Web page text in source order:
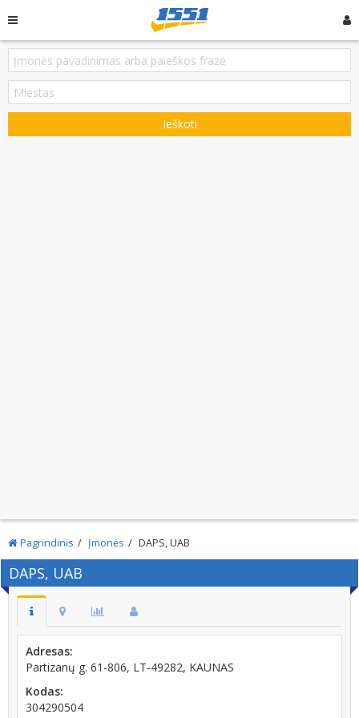
Ieškoti
Pagrindinis Įmonės DAPS, UAB
DAPS, UAB
Adresas:
Partizanų g. 61-806, LT-49282, KAUNAS
Kodas:
304290504